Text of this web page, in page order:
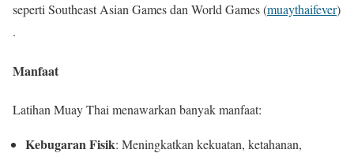
seperti Southeast Asian Games dan World Games​(muaythaifever)
.
Manfaat
Latihan Muay Thai menawarkan banyak manfaat:
Kebugaran Fisik: Meningkatkan kekuatan, ketahanan,